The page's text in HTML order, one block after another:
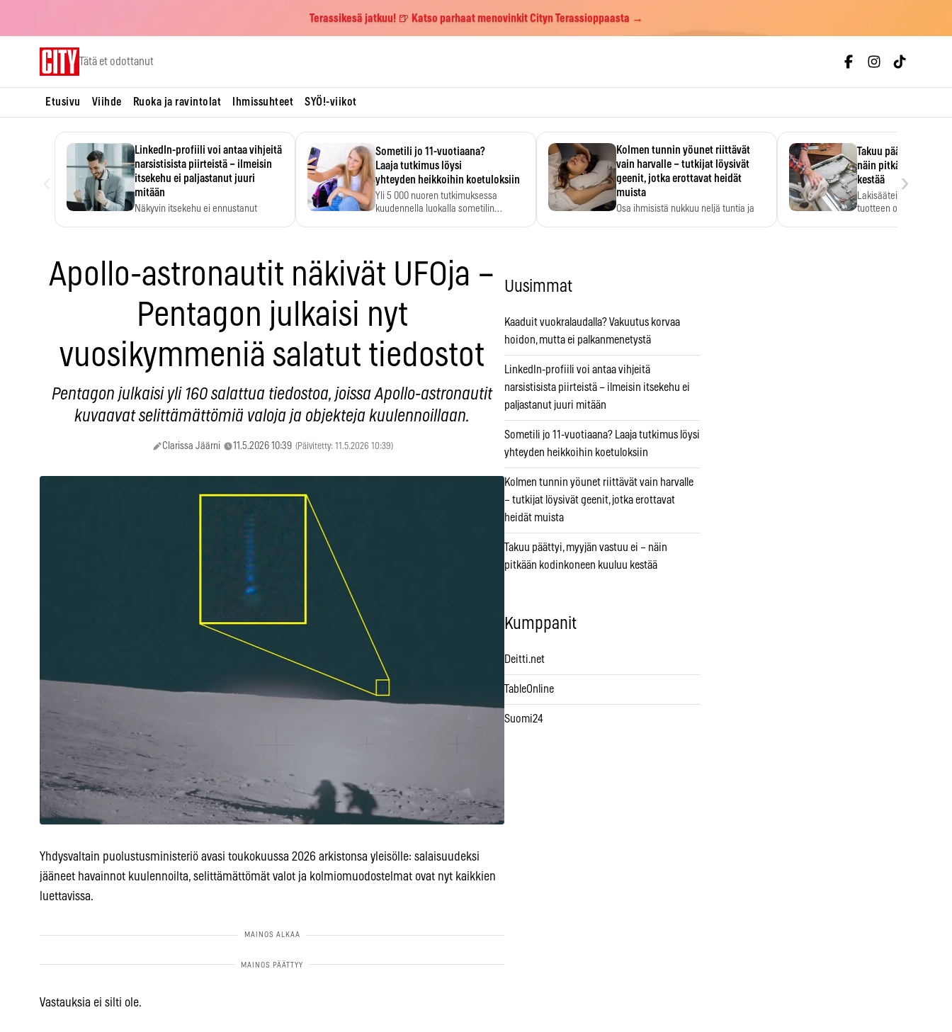
Terassikesä jatkuu! 🍺 Katso parhaat menovinkit Cityn Terassioppaasta →
Tätä et odottanut
Etusivu Viihde Ruoka ja ravintolat Ihmissuhteet SYÖ!-viikot
LinkedIn-profiili voi antaa vihjeitä
narsistisista piirteistä – ilmeisin
itsekehu ei paljastanut juuri
mitään
Näkyvin itsekehu ei ennustanut
Sometili jo 11-vuotiaana?
Laaja tutkimus löysi
yhteyden heikkoihin koetuloksiin
Yli 5 000 nuoren tutkimuksessa
kuudennella luokalla sometilin…
Kolmen tunnin yöunet riittävät
vain harvalle – tutkijat löysivät
geenit, jotka erottavat heidät
muista
Osa ihmisistä nukkuu neljä tuntia ja
Takuu päättyi,
näin pitkään
kestää
Lakisääteinen
tuotteen oletetun
›
Apollo-astronautit näkivät UFOja –
Pentagon julkaisi nyt
vuosikymmeniä salatut tiedostot
Pentagon julkaisi yli 160 salattua tiedostoa, joissa Apollo-astronautit
kuvaavat selittämättömiä valoja ja objekteja kuulennoillaan.
Clarissa Jäärni 11.5.2026 10:39 (Päivitetty: 11.5.2026 10:39)
Yhdysvaltain puolustusministeriö avasi toukokuussa 2026 arkistonsa yleisölle: salaisuudeksi
jääneet havainnot kuulennoilta, selittämättömät valot ja kolmiomuodostelmat ovat nyt kaikkien
luettavissa.
Vastauksia ei silti ole.
Uusimmat
Kaaduit vuokralaudalla? Vakuutus korvaa
hoidon, mutta ei palkanmenetystä
LinkedIn-profiili voi antaa vihjeitä
narsistisista piirteistä – ilmeisin itsekehu ei
paljastanut juuri mitään
Sometili jo 11-vuotiaana? Laaja tutkimus löysi
yhteyden heikkoihin koetuloksiin
Kolmen tunnin yöunet riittävät vain harvalle
– tutkijat löysivät geenit, jotka erottavat
heidät muista
Takuu päättyi, myyjän vastuu ei – näin
pitkään kodinkoneen kuuluu kestää
Kumppanit
Deitti.net
TableOnline
Suomi24